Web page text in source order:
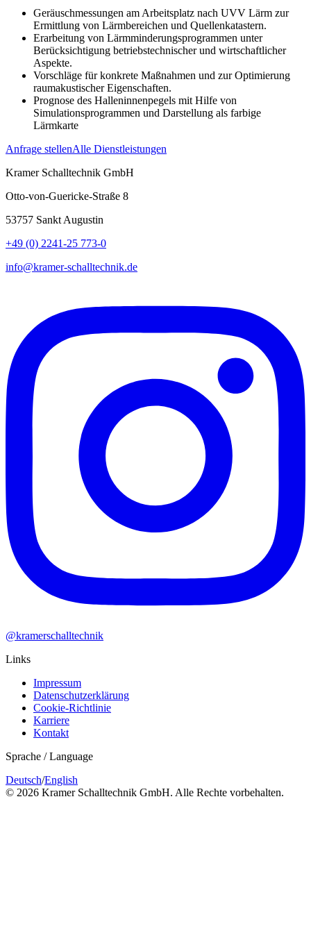
Geräuschmessungen am Arbeitsplatz nach UVV Lärm zur
Ermittlung von Lärmbereichen und Quellenkatastern.
Erarbeitung von Lärmminderungsprogrammen unter
Berücksichtigung betriebstechnischer und wirtschaftlicher
Aspekte.
Vorschläge für konkrete Maßnahmen und zur Optimierung
raumakustischer Eigenschaften.
Prognose des Halleninnenpegels mit Hilfe von
Simulationsprogrammen und Darstellung als farbige
Lärmkarte
Anfrage stellenAlle Dienstleistungen
Kramer Schalltechnik GmbH
Otto-von-Guericke-Straße 8
53757 Sankt Augustin
+49 (0) 2241-25 773-0
info@kramer-schalltechnik.de
@kramerschalltechnik
Links
Impressum
Datenschutzerklärung
Cookie-Richtlinie
Karriere
Kontakt
Sprache / Language
Deutsch/English
© 2026 Kramer Schalltechnik GmbH. Alle Rechte vorbehalten.